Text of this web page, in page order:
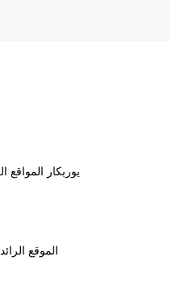
يوربكار
الموقع